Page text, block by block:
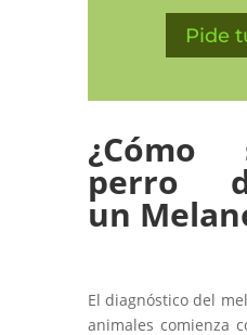
Pide
¿Cómo
perro
un
El diagnóstico del
animales comienza